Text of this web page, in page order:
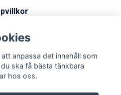
frågor
anpassa det innehåll som
ska få bästa tänkbara
hos oss.